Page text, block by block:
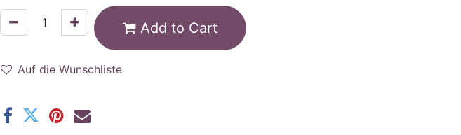
Add to Cart
Auf die Wunschliste